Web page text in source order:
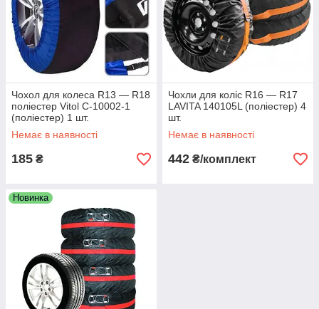
Чохол для колеса R13 — R18
поліестер Vitol C-10002-1
(поліестер) 1 шт.
Немає в наявності
185 ₴
Чохли для коліс R16 — R17
LAVITA 140105L (поліестер) 4
шт.
Немає в наявності
442 ₴/комплект
Новинка